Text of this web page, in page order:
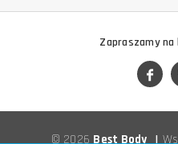
Zapraszamy na
© 2026Best Body |